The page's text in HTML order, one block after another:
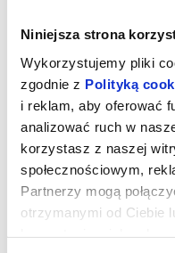
Niniejsza strona
Wykorzystujemy pliki
zgodnie z Polityką
i reklam, aby oferować
analizować ruch w
korzystasz z naszej
społecznościowym,
Partnerzy mogą
otrzymanymi od Ciebie